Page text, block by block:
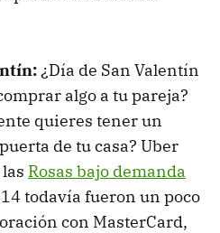
¿Día de San Valentín
algo a tu pareja?
quieres tener un
de tu casa? Uber
Rosas bajo demanda
todavía fueron un poco
con MasterCard,